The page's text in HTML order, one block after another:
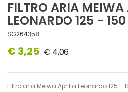
FILTRO ARIA MEIWA
LEONARDO 125 - 150
SG264358
€ 3,25 € 4,06
Filtro aria Meiwa Aprilia Leonardo 125 -